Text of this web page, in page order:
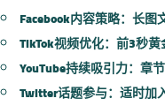
Facebook内容策略：长图
TikTok视频优化：前3秒黄
YouTube持续吸引力：章
Twitter话题参与：适时加